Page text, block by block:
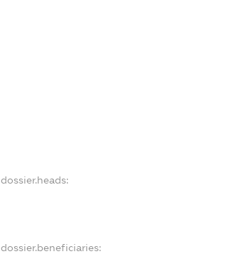
dossier.heads:
dossier.beneficiaries: